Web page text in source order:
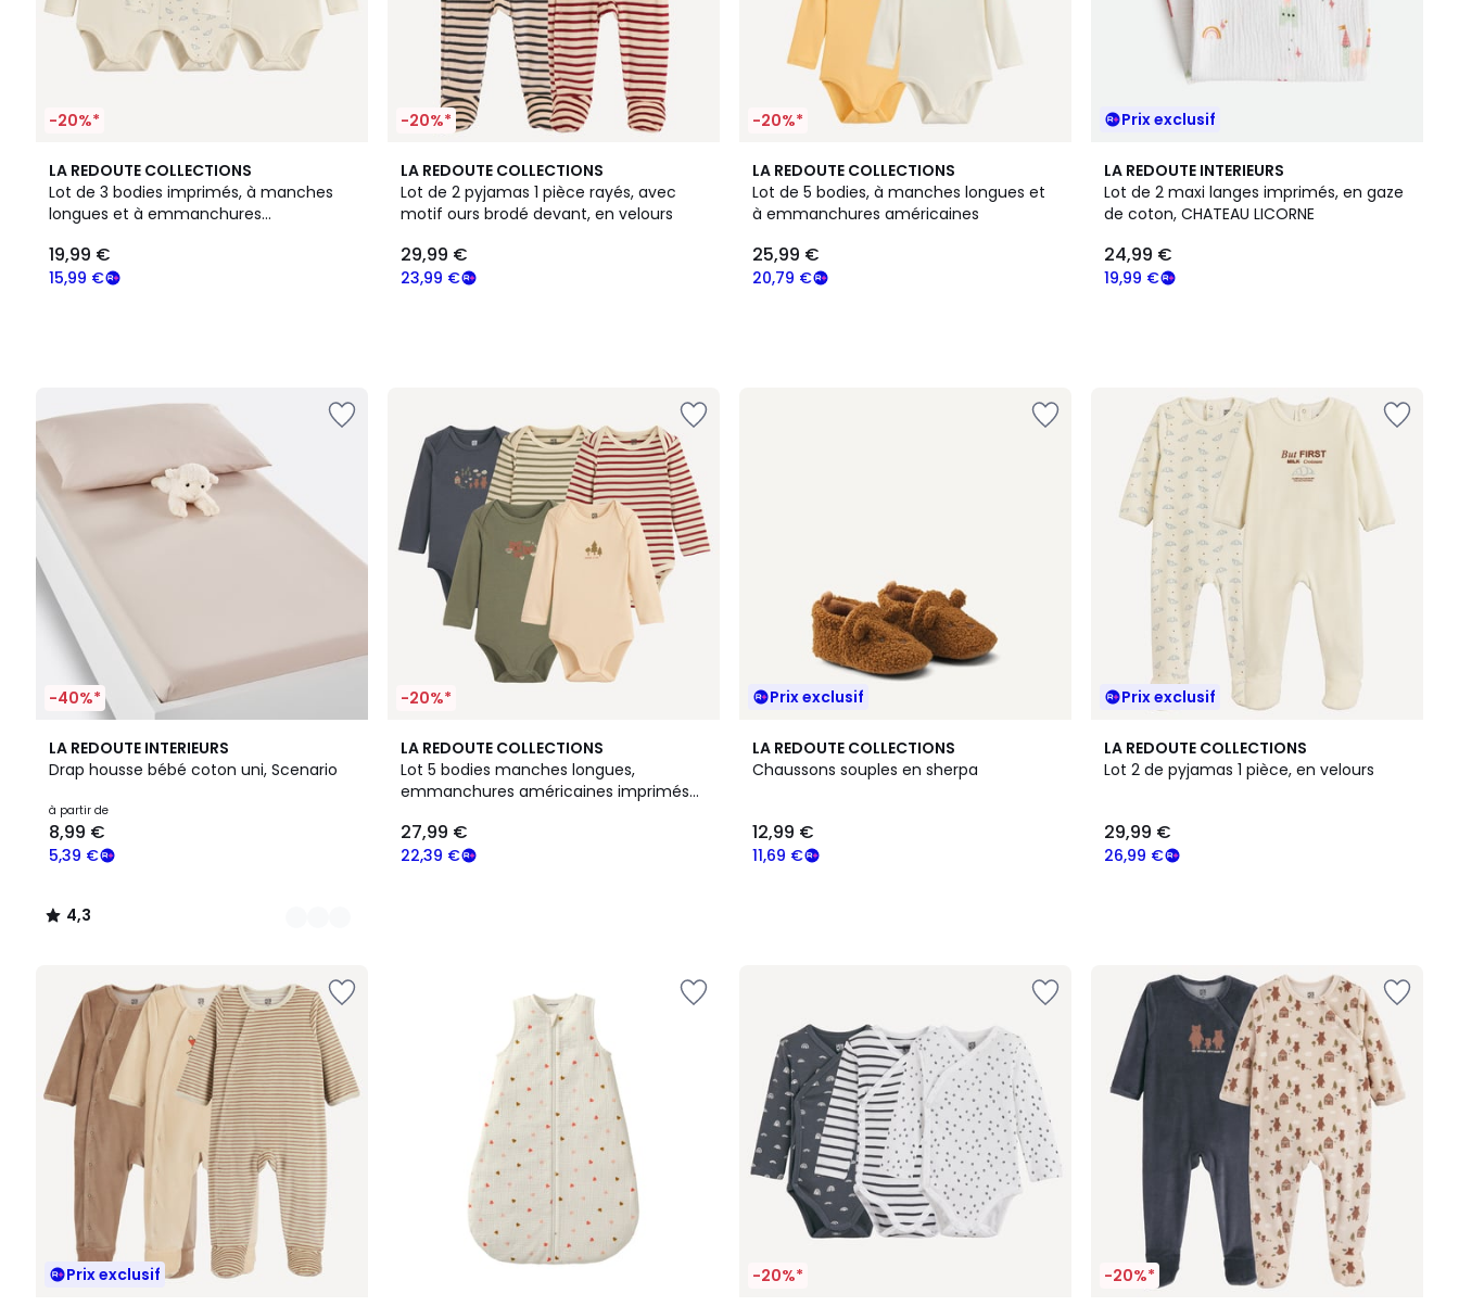
-20%*
LA REDOUTE COLLECTIONS
Lot de 3 bodies imprimés, à manches
longues et à emmanchures
15,99 €
19,99 €
-20%*
LA REDOUTE COLLECTIONS
Lot de 2 pyjamas 1 pièce rayés, avec
motif ours brodé devant, en velours
23,99 €
29,99 €
-20%*
LA REDOUTE COLLECTIONS
Lot de 5 bodies, à manches longues et
à emmanchures américaines
20,79 €
25,99 €
Prix exclusif
LA REDOUTE INTERIEURS
Lot de 2 maxi langes imprimés, en gaze
de coton, CHATEAU LICORNE
19,99 €
24,99 €
-40%*
LA REDOUTE INTERIEURS
Drap housse bébé coton uni, Scenario
à partir de
5,39 €
8,99 €
4,3
/ 5
5
Couleurs
4,3
/
-20%*
LA REDOUTE COLLECTIONS
Lot 5 bodies manches longues,
emmanchures américaines imprimés
22,39 €
27,99 €
Prix exclusif
LA REDOUTE COLLECTIONS
Chaussons souples en sherpa
11,69 €
12,99 €
Prix exclusif
LA REDOUTE COLLECTIONS
Lot 2 de pyjamas 1 pièce, en velours
26,99 €
29,99 €
Prix exclusif -20%* -20%*